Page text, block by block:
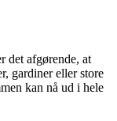
det afgørende, at
gardiner eller store
kan nå ud i hele